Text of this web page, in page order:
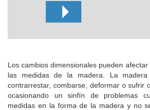
Los cambios dimensionales pueden
las medidas de la madera. La
contrarrestar, combarse, deformar o sufrir
ocasionando un sinfín de problemas
medidas en la forma de la madera y no